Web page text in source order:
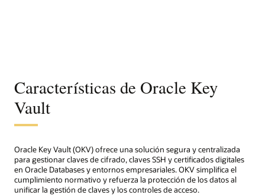
Características de Oracle Key
Vault
Oracle Key Vault (OKV) ofrece una solución segura y centralizada
para gestionar claves de cifrado, claves SSH y certificados digitales
en Oracle Databases y entornos empresariales. OKV simplifica el
cumplimiento normativo y refuerza la protección de los datos al
unificar la gestión de claves y los controles de acceso.